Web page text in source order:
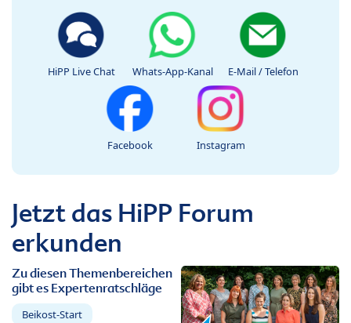
HiPP Live Chat Whats-App-Kanal E-Mail / Telefon
Facebook Instagram
Jetzt das HiPP Forum
erkunden
Zu diesen Themenbereichen
gibt es Expertenratschläge
Beikost-Start